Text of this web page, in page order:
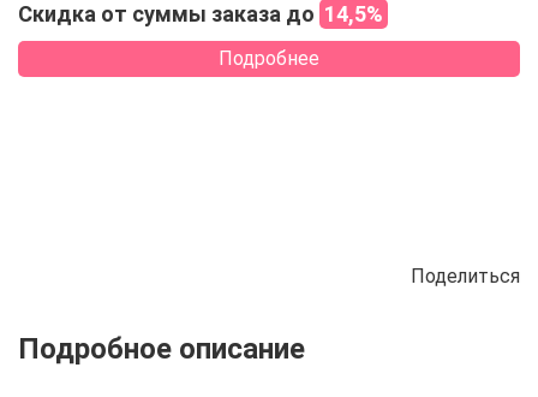
Скидка от суммы заказа до 14,5%
Подробнее
Поделиться
Описание Отзывы Рецепты